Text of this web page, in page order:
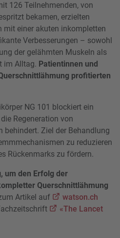
126 Teilnehmenden, von
bekamen, erzielten
mit einer akuten inkompletten
Verbesserungen – sowohl
der gelähmten Muskeln als
im Alltag. Patientinnen und
profitierten
NG 101 blockiert ein
Regeneration von
behindert. Ziel der Behandlung
zu reduzieren
Rückenmarks zu fördern.
um den Erfolg der
Querschnittlähmung
Artikel auf
watson.ch
«The Lancet